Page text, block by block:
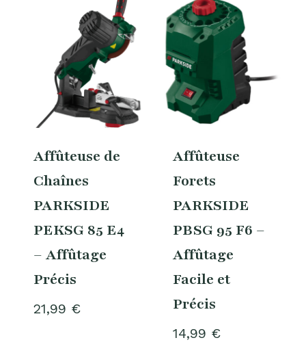
Affûteuse de
Chaînes
PARKSIDE
PEKSG 85 E4
– Affûtage
Précis
21,99 €
Affûteuse
Forets
PARKSIDE
PBSG 95 F6 –
Affûtage
Facile et
Précis
14,99 €